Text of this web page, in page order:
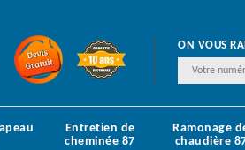
ON VOUS
Entretien de
cheminée 87
Ramonage
chaudière